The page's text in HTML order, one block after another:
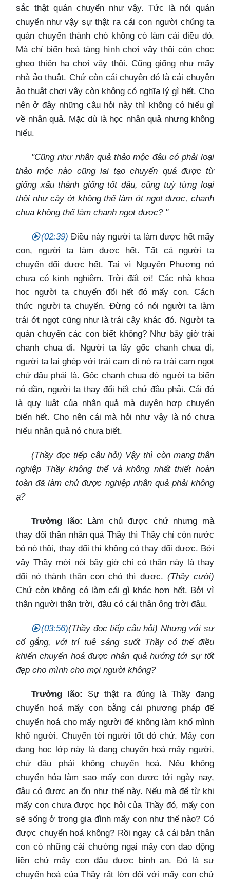
sắc thật quán chuyển như vậy. Tức là nói quán
chuyển như vậy sự thật ra cái con người chúng ta
quán chuyển thành chó không có làm cái điều đó.
Mà chỉ biến hoá tàng hình chơi vậy thôi còn chọc
ghẹo thiên hạ chơi vậy thôi. Cũng giống như mấy
nhà ảo thuật. Chứ còn cái chuyện đó là cái chuyện
ảo thuật chơi vậy còn không có nghĩa lý gì hết. Cho
nên ở đây những câu hỏi này thì không có hiểu gì
về nhân quả. Mặc dù là học nhân quả nhưng không
hiểu.
"Cũng như nhân quả thảo mộc đâu có phải loại
thảo mộc nào cũng lai tạo chuyển quá được từ
giống xấu thành giống tốt đâu, cũng tuỳ từng loại
thôi như cây ớt không thể làm ớt ngọt được, chanh
chua không thể làm chanh ngọt được? "
(02:39) Điều này người ta làm được hết mấy
con, người ta làm được hết. Tất cả người ta
chuyển đổi được hết. Tại vì Nguyên Phương nó
chưa có kinh nghiệm. Trời đất ơi! Các nhà khoa
học người ta chuyển đổi hết đó mấy con. Cách
thức người ta chuyển. Đừng có nói người ta làm
trái ớt ngọt cũng như là trái cây khác đó. Người ta
quán chuyển các con biết không? Như bây giờ trái
chanh chua đi. Người ta lấy gốc chanh chua đi,
người ta lai ghép với trái cam đi nó ra trái cam ngọt
chứ đâu phải là. Gốc chanh chua đó người ta biến
nó dần, người ta thay đổi hết chứ đâu phải. Cái đó
là quy luật của nhân quả mà duyên hợp chuyển
biến hết. Cho nên cái mà hỏi như vậy là nó chưa
hiểu nhân quả nó chưa biết.
(Thầy đọc tiếp câu hỏi) Vậy thì còn mang thân
nghiệp Thầy không thể và không nhất thiết hoàn
toàn đã làm chủ được nghiệp nhân quả phải không
ạ?
Trưởng lão: Làm chủ được chứ nhưng mà
thay đổi thân nhân quả Thầy thì Thầy chỉ còn nước
bỏ nó thôi, thay đổi thì không có thay đổi được. Bởi
vậy Thầy mới nói bây giờ chỉ có thân này là thay
đổi nó thành thân con chó thì được. (Thầy cười)
Chứ còn không có làm cái gì khác hơn hết. Bởi vì
thân người thân trời, đâu có cái thân ông trời đâu.
(03:56)(Thầy đọc tiếp câu hỏi) Nhưng với sự
cố gắng, với trí tuệ sáng suốt Thầy có thể điều
khiển chuyển hoá được nhân quả hướng tới sự tốt
đẹp cho mình cho mọi người không?
Trưởng lão: Sự thật ra đúng là Thầy đang
chuyển hoá mấy con bằng cái phương pháp để
chuyển hoá cho mấy người để không làm khổ mình
khổ người. Chuyển tới người tốt đó chứ. Mấy con
đang học lớp này là đang chuyển hoá mấy người,
chứ đâu phải không chuyển hoá. Nếu không
chuyển hóa làm sao mấy con được tới ngày nay,
đâu có được an ổn như thế này. Nếu mà để từ khi
mấy con chưa được học hỏi của Thầy đó, mấy con
sẽ sống ở trong gia đình mấy con như thế nào? Có
được chuyển hoá không? Rồi ngay cả cái bản thân
con có những cái chướng ngại mấy con dao động
liền chứ mấy con đâu được bình an. Đó là sự
chuyển hoá của Thầy rất lớn đối với mấy con chứ